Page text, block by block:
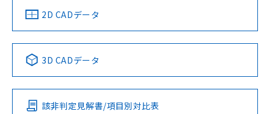
中国 RoHS 注意事項・凡例
Pb Hg Cd Cr(VI)
O
2D CADデータ
3D CADデータ
該非判定見解書/項目別対比表